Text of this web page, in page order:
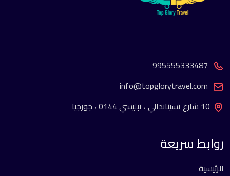
995555333487
info@topglorytravel.com
10 شارع تسيناندالي ، تبليسي 0144 ، جورجيا
روابط سريعة
الرئيسية